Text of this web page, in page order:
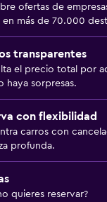
ofertas de
en más de 70.000
transparentes
el precio total por
haya sorpresas.
con flexibilidad
carros con
profunda.
quieres reservar?